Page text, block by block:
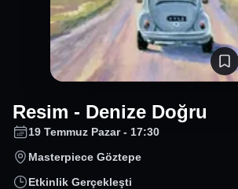
Resim - Denize Doğru
19 Temmuz Pazar - 17:30
Masterpiece Göztepe
Etkinlik Gerçekleşti